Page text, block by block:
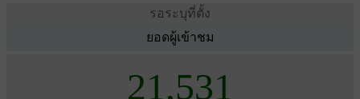
รอระบุที่ตั้ง
ยอดผู้เข้าชม
21,531